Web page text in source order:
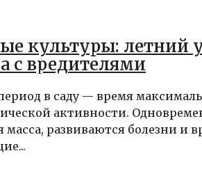
культуры: летний
с вредителями
в саду — время
активности.
масса, развиваются болезни и